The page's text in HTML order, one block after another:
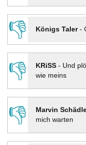
👎
Königs Taler-
👎
KRiSS- Und
wie meins
👎 Marvin
mich warten